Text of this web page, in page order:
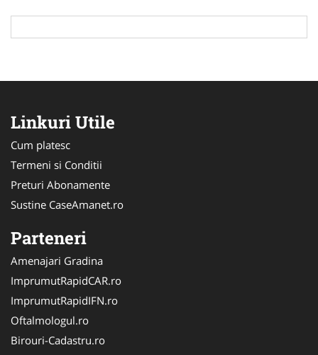
Linkuri Utile
Cum platesc
Termeni si Conditii
Preturi Abonamente
Sustine CaseAmanet.ro
Parteneri
Amenajari Gradina
ImprumutRapidCAR.ro
ImprumutRapidIFN.ro
Oftalmologul.ro
Birouri-Cadastru.ro